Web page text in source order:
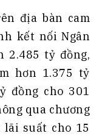
địa bàn cam
kết nối Ngân
2.485 tỷ đồng,
hơn 1.375 tỷ
đồng cho 301
qua chương
suất cho 15